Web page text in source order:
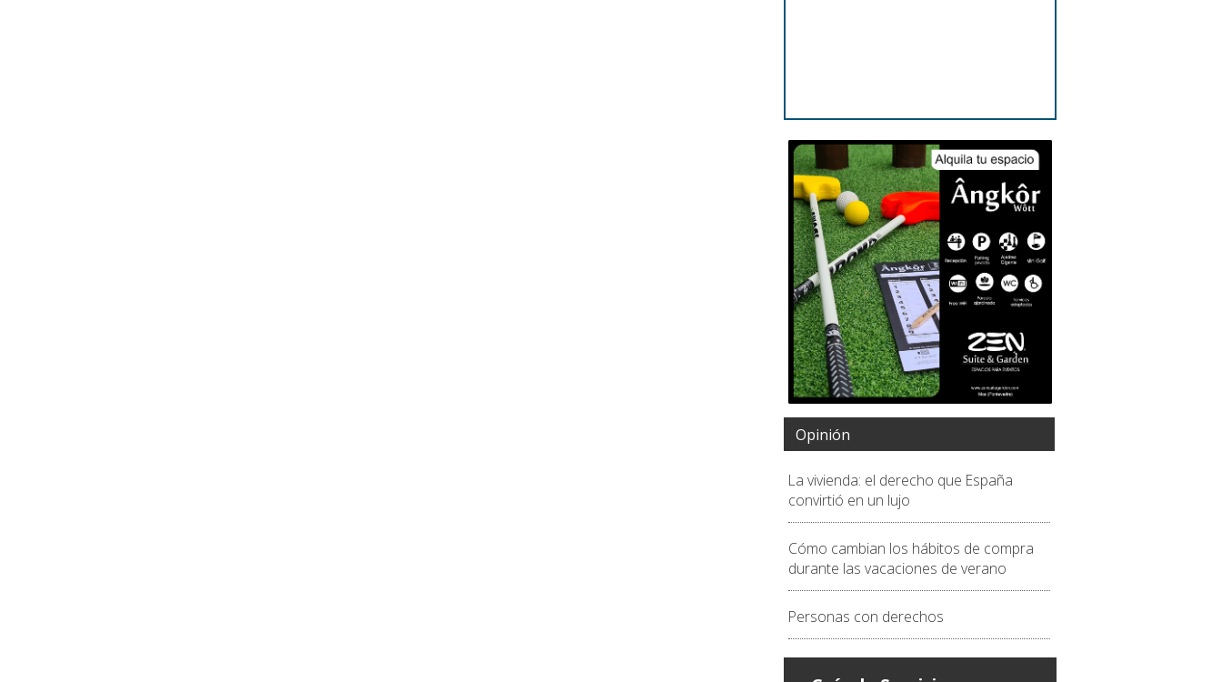
Opinión
La vivienda: el derecho que España
convirtió en un lujo
Cómo cambian los hábitos de compra
durante las vacaciones de verano
Personas con derechos